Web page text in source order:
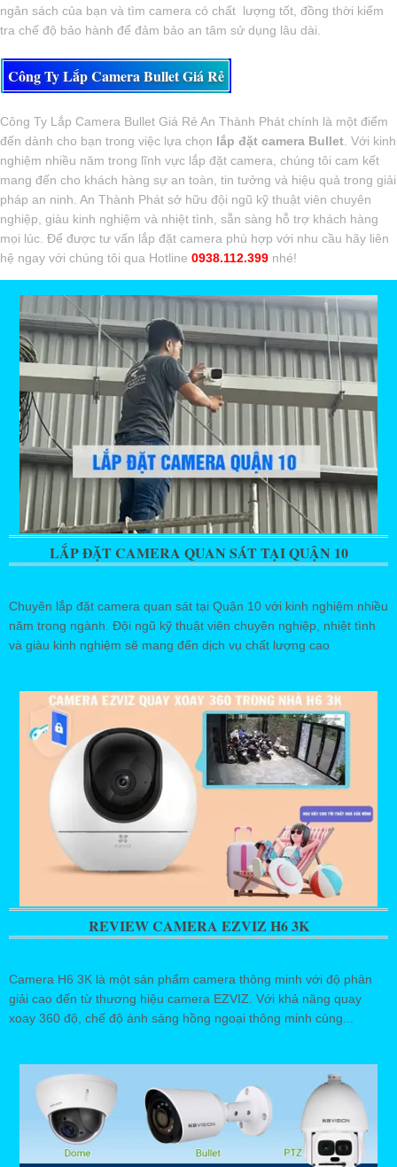
ngân sách của bạn và tìm camera có chất lượng tốt, đồng thời kiểm
tra chế độ bảo hành để đảm bảo an tâm sử dụng lâu dài.
Công Ty Lắp Camera Bullet Giá Rẻ
Công Ty Lắp Camera Bullet Giá Rẻ An Thành Phát chính là một điểm
đến dành cho bạn trong việc lựa chọn lắp đặt camera Bullet . Với kinh
nghiệm nhiều năm trong lĩnh vực lắp đặt camera, chúng tôi cam kết
mang đến cho khách hàng sự an toàn, tin tưởng và hiệu quả trong giải
pháp an ninh. An Thành Phát sở hữu đội ngũ kỹ thuật viên chuyên
nghiệp, giàu kinh nghiệm và nhiệt tình, sẵn sàng hỗ trợ khách hàng
mọi lúc. Để được tư vấn lắp đặt camera phù hợp với nhu cầu hãy liên
hệ ngay với chúng tôi qua Hotline 0938.112.399 nhé!
LẮP ĐẶT CAMERA QUAN SÁT TẠI QUẬN 10
Chuyên lắp đặt camera quan sát tại Quận 10 với kinh nghiệm nhiều
năm trong ngành. Đội ngũ kỹ thuật viên chuyên nghiệp, nhiệt tình
và giàu kinh nghiệm sẽ mang đến dịch vụ chất lượng cao
REVIEW CAMERA EZVIZ H6 3K
Camera H6 3K là một sản phẩm camera thông minh với độ phân
giải cao đến từ thương hiệu camera EZVIZ. Với khả năng quay
xoay 360 độ, chế độ ánh sáng hồng ngoại thông minh cùng...